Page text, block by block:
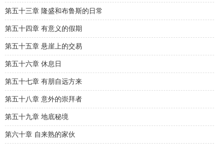
第五十三章 隆盛和布鲁斯的日常
第五十四章 有意义的假期
第五十五章 悬崖上的交易
第五十六章 休息日
第五十七章 有朋自远方来
第五十八章 意外的崇拜者
第五十九章 地底秘境
第六十章 自来熟的家伙